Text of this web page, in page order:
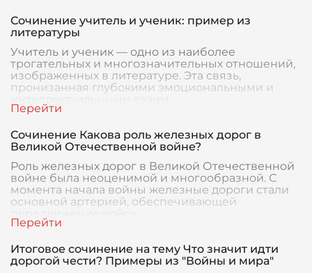
Сочинение учитель и ученик: пример из
литературы
Учитель и ученик — одно из наиболее
трогательных и многозначительных отношений,
изображенных в литературе. Эта связь,
пронизанная глубокими эмоциональными и
Сочинение Какова роль железных дорог в
Великой Отечественной войне?
Роль железных дорог в Великой Отечественной
войне была неоценимой и многообразной. С
момента начала войны железные дороги стали
основной артерией, обеспечивающей
Итоговое сочинение на тему Что значит идти
дорогой чести? Примеры из "Войны и мира"